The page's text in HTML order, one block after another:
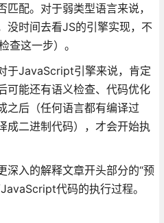
配。对于弱类型语言来说，
没时间去看JS的引擎实现，不
查这一步）。
于JavaScript引擎来说，肯定
可能还有语义检查、代码优化
之后（任何语言都有编译过
成二进制代码），才会开始执
深入的解释文章开头部分的“预
代码的执行过程。